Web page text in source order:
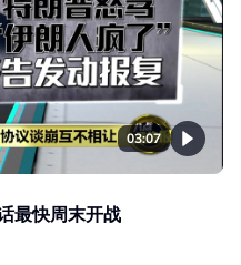
03:07
最快周末开战